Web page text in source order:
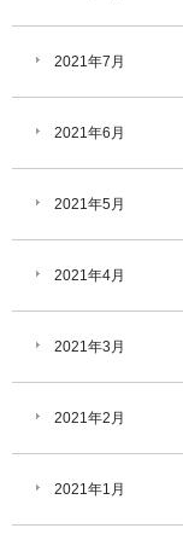
2021年7月
2021年6月
2021年5月
2021年4月
2021年3月
2021年2月
2021年1月